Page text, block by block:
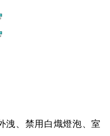
洩、禁用白熾燈泡、室